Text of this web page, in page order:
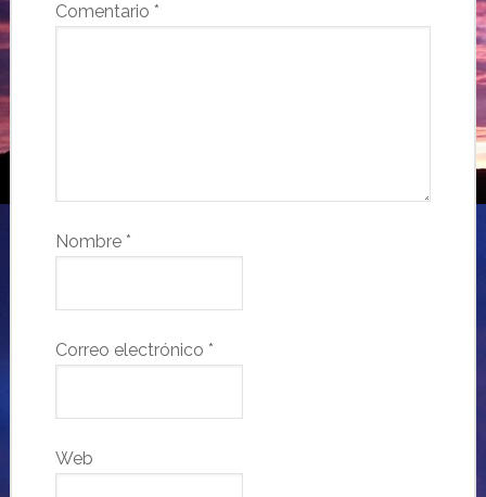
Comentario *
Nombre *
Correo electrónico *
Web